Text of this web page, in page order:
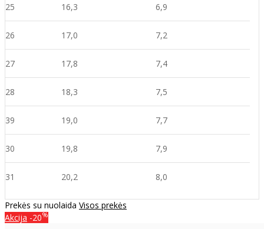
25 16,3 6,9
26 17,0 7,2
27 17,8 7,4
28 18,3 7,5
39 19,0 7,7
30 19,8 7,9
31 20,2 8,0
Prekės su nuolaida Visos prekės
Akcija -20%